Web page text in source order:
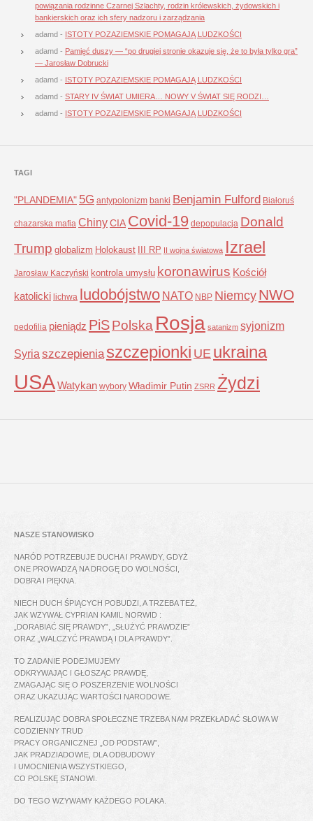
powiązania rodzinne Czarnej Szlachty, rodzin królewskich, żydowskich i
bankierskich oraz ich sfery nadzoru i zarządzania
adamd - ISTOTY POZAZIEMSKIE POMAGAJĄ LUDZKOŚCI
adamd - Pamięć duszy — “po drugiej stronie okazuje się, że to była tylko gra”
— Jarosław Dobrucki
adamd - ISTOTY POZAZIEMSKIE POMAGAJĄ LUDZKOŚCI
adamd - STARY IV ŚWIAT UMIERA… NOWY V ŚWIAT SIĘ RODZI…
adamd - ISTOTY POZAZIEMSKIE POMAGAJĄ LUDZKOŚCI
TAGI
"PLANDEMIA" 5G antypolonizm banki Benjamin Fulford Białoruś
chazarska mafia ChinyCIA Covid-19 depopulacja Donald
Trump globalizm Holokaust III RP II wojna światowa Izrael
Jarosław Kaczyński kontrola umysłu koronawirus Kościół
katolicki lichwa ludobójstwo NATO NBP NiemcyNWO
pedofilia pieniądz PiSPolska Rosja satanizm syjonizm
Syria szczepienia szczepionki UE ukraina
USAWatykan wybory Władimir Putin ZSRR Żydzi
NASZE STANOWISKO
NARÓD POTRZEBUJE DUCHA I PRAWDY, GDYŻ
ONE PROWADZĄ NA DROGĘ DO WOLNOŚCI,
DOBRA I PIĘKNA.
NIECH DUCH ŚPIĄCYCH POBUDZI, A TRZEBA TEŻ,
JAK WZYWAŁ CYPRIAN KAMIL NORWID :
„DORABIAĆ SIĘ PRAWDY”, „SŁUŻYĆ PRAWDZIE”
ORAZ „WALCZYĆ PRAWDĄ I DLA PRAWDY”.
TO ZADANIE PODEJMUJEMY
ODKRYWAJĄC I GŁOSZĄC PRAWDĘ,
ZMAGAJĄC SIĘ O POSZERZENIE WOLNOŚCI
ORAZ UKAZUJĄC WARTOŚCI NARODOWE.
REALIZUJĄC DOBRA SPOŁECZNE TRZEBA NAM PRZEKŁADAĆ SŁOWA W
CODZIENNY TRUD
PRACY ORGANICZNEJ „OD PODSTAW”,
JAK PRADZIADOWIE, DLA ODBUDOWY
I UMOCNIENIA WSZYSTKIEGO,
CO POLSKĘ STANOWI.
DO TEGO WZYWAMY KAŻDEGO POLAKA.